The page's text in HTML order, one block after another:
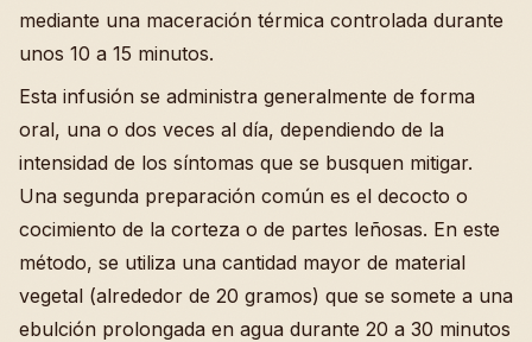
mediante una maceración térmica controlada durante
unos 10 a 15 minutos.
Esta infusión se administra generalmente de forma
oral, una o dos veces al día, dependiendo de la
intensidad de los síntomas que se busquen mitigar.
Una segunda preparación común es el decocto o
cocimiento de la corteza o de partes leñosas. En este
método, se utiliza una cantidad mayor de material
vegetal (alrededor de 20 gramos) que se somete a una
ebulción prolongada en agua durante 20 a 30 minutos